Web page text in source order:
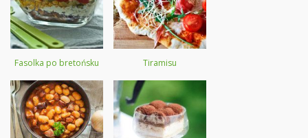
Fasolka po bretońsku Tiramisu